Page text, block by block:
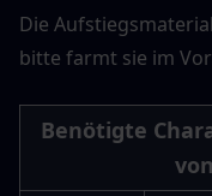
Die
bitte farmt sie im
Benötigte